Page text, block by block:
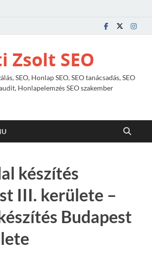
Zsolt SEO
SEO, Honlap SEO, SEO tanácsadás, SEO
Honlapelemzés SEO szakember
készítés
III. kerülete –
Budapest